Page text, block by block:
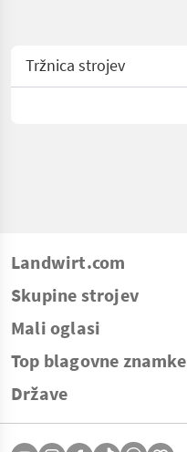
Tržnica strojev
Landwirt.com
Skupine strojev
Mali oglasi
Top blagovne znamke
Države